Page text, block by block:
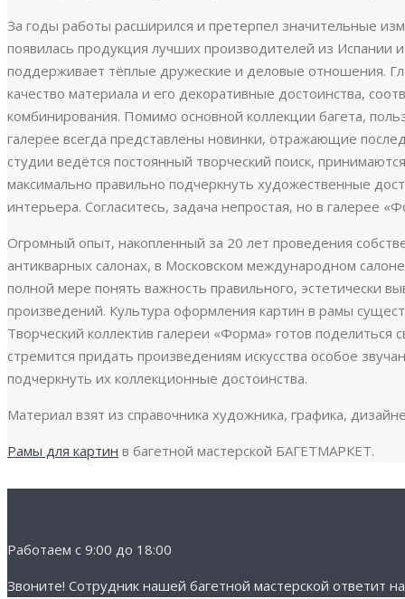
За годы работы расширился и претерпел значительные
появилась продукция лучших производителей из Испании
поддерживает тёплые дружеские и деловые отношения.
качество материала и его декоративные достоинства,
комбинирования. Помимо основной коллекции багета,
галерее всегда представлены новинки, отражающие
студии ведётся постоянный творческий поиск,
максимально правильно подчеркнуть художественные
интерьера. Согласитесь, задача непростая, но в галерее
Огромный опыт, накопленный за 20 лет проведения
антикварных салонах, в Московском международном
полной мере понять важность правильного, эстетически
произведений. Культура оформления картин в рамы
Творческий коллектив галереи «Форма» готов
стремится придать произведениям искусства особое
подчеркнуть их коллекционные достоинства.
Материал взят из справочника художника, графика,
Рамы для картин в багетной мастерской БАГЕТМАРКЕТ.
Работаем с 9:00 до 18:00
Звоните! Cотрудник нашей багетной мастерской ответит